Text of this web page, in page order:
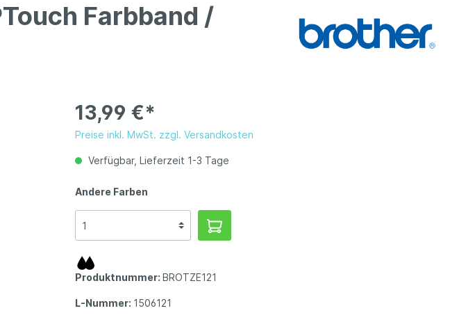
Farbband /
13,99 €*
Preise inkl. MwSt. zzgl. Versandkosten
Verfügbar, Lieferzeit 1-3 Tage
Andere Farben
Produktnummer: BROTZE121
L-Nummer: 1506121